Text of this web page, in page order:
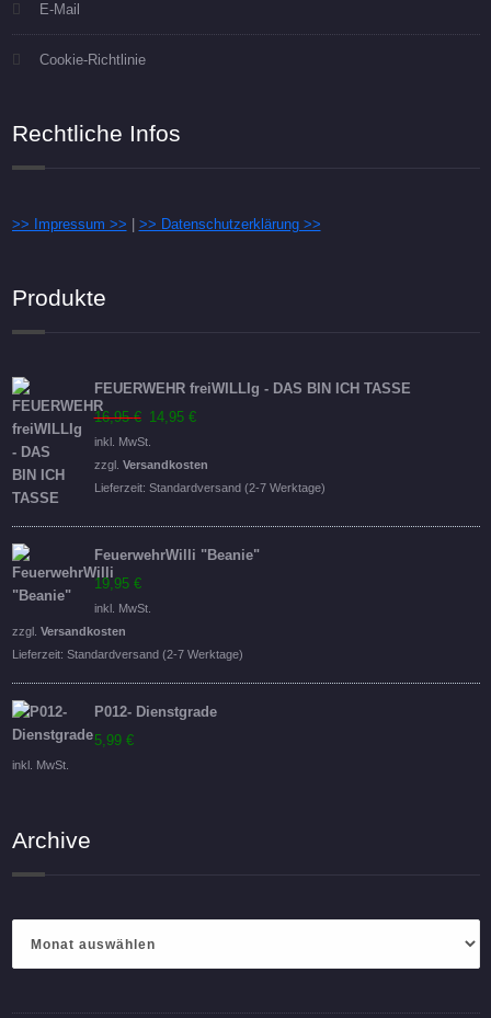
E-Mail
Cookie-Richtlinie
Rechtliche Infos
>> Impressum >> >> Datenschutzerklärung >>
Produkte
FEUERWEHR freiWILLIg - DAS BIN ICH TASSE
16,95€ Ursprünglicher
Preis
war:
16,95 €
14,95 €
ist:
14,95 €.
inkl. MwSt.
zzgl. Versandkosten
Lieferzeit: Standardversand (2-7 Werktage)
FeuerwehrWilli "Beanie"
19,95 €
inkl. MwSt.
zzgl. Versandkosten
Lieferzeit: Standardversand (2-7 Werktage)
P012- Dienstgrade
5,99 €
inkl. MwSt.
Archive